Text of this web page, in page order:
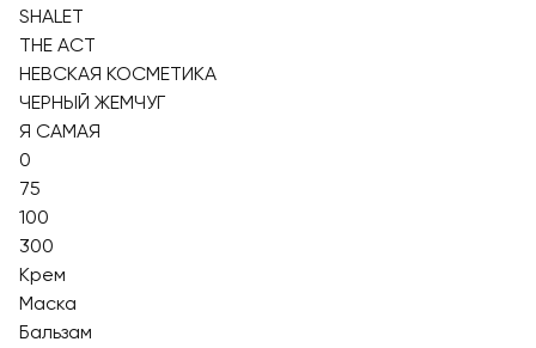
SHALET
THE ACT
НЕВСКАЯ КОСМЕТИКА
ЧЕРНЫЙ ЖЕМЧУГ
Я САМАЯ
0
75
100
300
Крем
Маска
Бальзам